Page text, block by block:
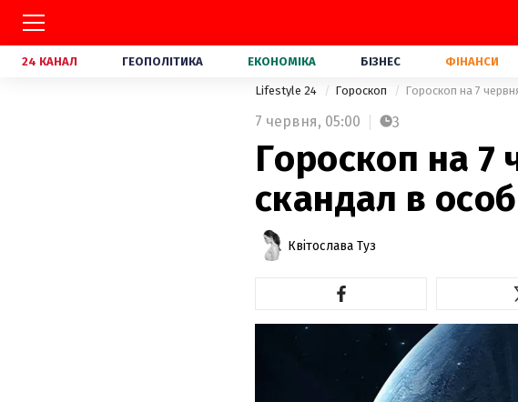
24 КАНАЛ ГЕОПОЛІТИКА ЕКОНОМІКА БІЗНЕС ФІНАНСИ
Lifestyle 24 Гороскоп Гороскоп на 7
7 червня, 05:00 3
Гороскоп на 7
скандал в
Квітослава Туз